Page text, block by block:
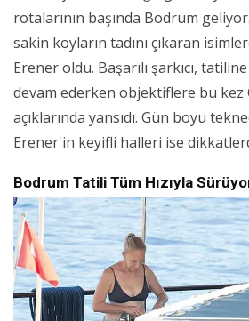
rotalarının başında Bodrum
sakin koyların tadını çıkaran
Erener oldu. Başarılı şarkıcı,
devam ederken objektiflere bu kez
açıklarında yansıdı. Gün boyu
Erener'in keyifli halleri ise
Bodrum Tatili Tüm Hızıyla